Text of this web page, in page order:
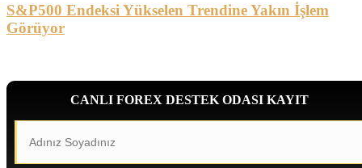
S&P500 Endeksi Yükselen Trendine Yakın İşlem
Görüyor
CANLI FOREX DESTEK ODASI KAYIT